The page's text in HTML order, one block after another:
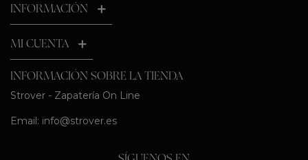
INFORMACIÓN
MI CUENTA
INFORMACIÓN SOBRE LA TIENDA
Strover - Zapatería On Line
Email: info@strover.es